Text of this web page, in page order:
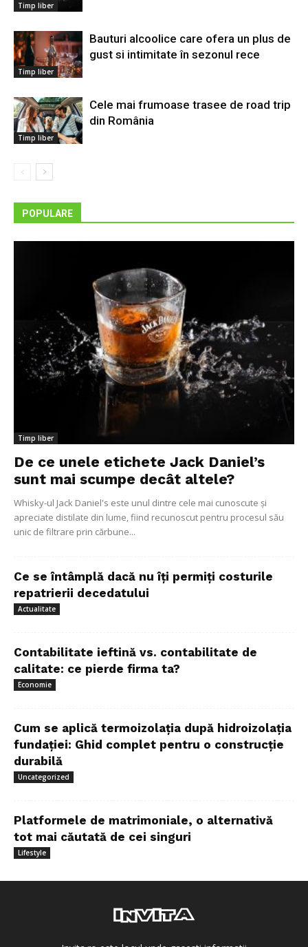
Timp liber
Timp liber
Bauturi alcoolice care ofera un plus de
gust si intimitate în sezonul rece
Timp liber
Cele mai frumoase trasee de road trip
din România
POPULARE
Timp liber
De ce unele etichete Jack Daniel’s
sunt mai scumpe decât altele?
Whisky-ul Jack Daniel's este unul dintre cele mai cunoscute și
apreciate distilate din lume, fiind recunoscut pentru procesul său
unic de filtrare prin cărbune...
Ce se întâmplă dacă nu îți permiți costurile
repatrierii decedatului
Actualitate
Contabilitate ieftină vs. contabilitate de
calitate: ce pierde firma ta?
Economie
Cum se aplică termoizolația după hidroizolația
fundației: Ghid complet pentru o construcție
durabilă
Uncategorized
Platformele de matrimoniale, o alternativă
tot mai căutată de cei singuri
Lifestyle